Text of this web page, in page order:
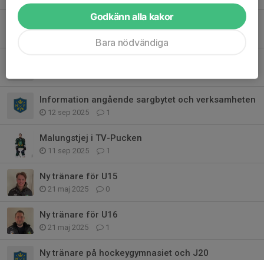
Snart så har vi is!
Information angående sargbytet och verksamheten
12 sep 2025 1
Malungstjej i TV-Pucken
11 sep 2025 1
Ny tränare för U15
21 maj 2025 0
Ny tränare för U16
21 maj 2025 1
Ny tränare på hockeygymnasiet och J20
Godkänn alla kakor
Bara nödvändiga